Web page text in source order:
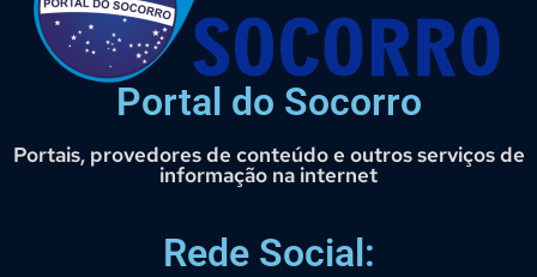
Portal do Socorro
Portais, provedores de conteúdo e outros serviços de
informação na internet
Rede Social: